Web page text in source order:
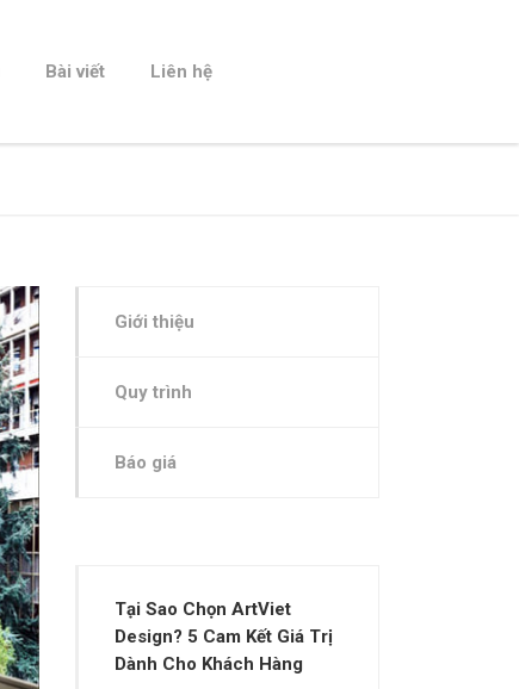
Bài viết Liên hệ
Giới thiệu
Quy trình
Báo giá
Tại Sao Chọn ArtViet
Design? 5 Cam Kết Giá Trị
Dành Cho Khách Hàng